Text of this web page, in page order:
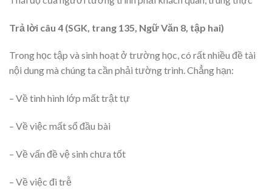
Trả lời câu 4 (SGK, trang 135, Ngữ Văn 8, tập hai)
Trong học tập và sinh hoạt ở trường học, có rất nhiều đề tài
nội dung mà chúng ta cần phải tường trình. Chẳng hạn:
– Về tình hình lớp mất trật tự
– Về việc mất sổ đầu bài
– Về vấn đề vệ sinh chưa tốt
– Về việc đi trễ